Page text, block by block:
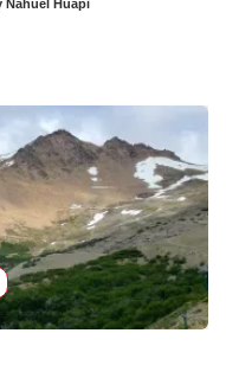
Nahuel Huapi